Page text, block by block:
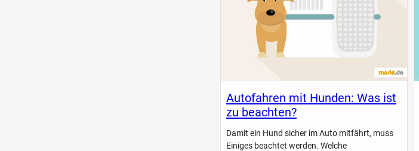
Autofahren mit Hunden: Was ist
zu beachten?
Damit ein Hund sicher im Auto mitfährt, muss
Einiges beachtet werden. Welche